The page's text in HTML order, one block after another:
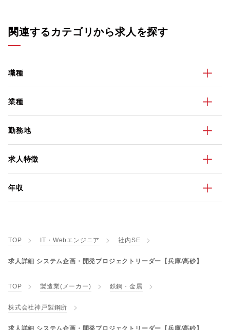
関連するカテゴリから求人を探す
職種
業種
勤務地
求人特徴
年収
TOP IT・Webエンジニア 社内SE
求人詳細 システム企画・開発プロジェクトリーダー【兵庫/高砂】
TOP 製造業(メーカー) 鉄鋼・金属
株式会社神戸製鋼所
求人詳細 システム企画・開発プロジェクトリーダー【兵庫/高砂】